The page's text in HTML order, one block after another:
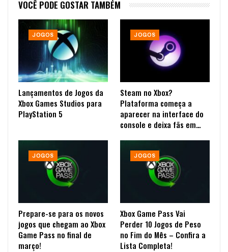
VOCÊ PODE GOSTAR TAMBÉM
JOGOS
Lançamentos de Jogos da
Xbox Games Studios para
PlayStation 5
JOGOS
Steam no Xbox?
Plataforma começa a
aparecer na interface do
console e deixa fãs em…
JOGOS
Prepare-se para os novos
jogos que chegam ao Xbox
Game Pass no final de
março!
JOGOS
Xbox Game Pass Vai
Perder 10 Jogos de Peso
no Fim do Mês – Confira a
Lista Completa!